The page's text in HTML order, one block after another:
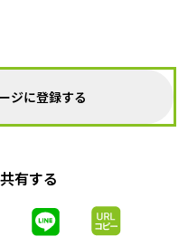
ジに登録する
有する